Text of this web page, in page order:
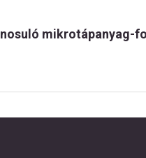
mikrotápanyag-